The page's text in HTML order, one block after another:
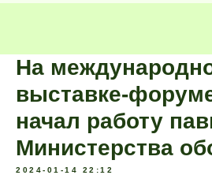
На
выставке-
начал работу
Министерства
2024-01-14 22:12